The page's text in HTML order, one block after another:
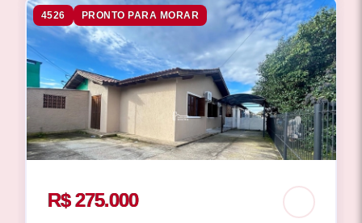
4526 PRONTO PARA MORAR
R$ 275.000